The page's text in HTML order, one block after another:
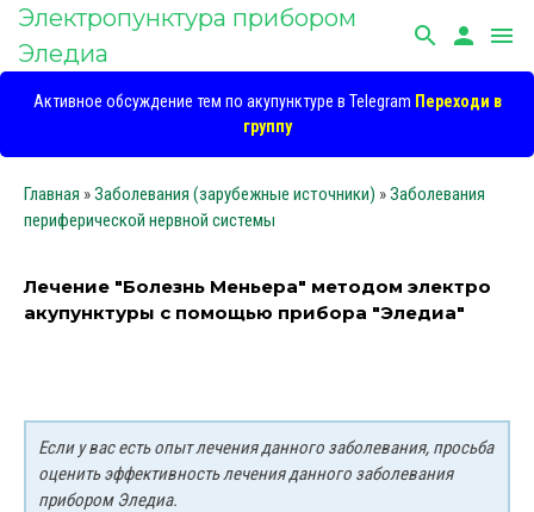
Электропунктура прибором
Эледиа
search person menu
Активное обсуждение тем по акупунктуре в Telegram Переходи в
группу
Главная »Заболевания (зарубежные источники) »Заболевания
периферической нервной системы
Лечение "Болезнь Меньера" методом электро
акупунктуры с помощью прибора "Эледиа"
Если у вас есть опыт лечения данного заболевания, просьба
оценить эффективность лечения данного заболевания
прибором Эледиа.